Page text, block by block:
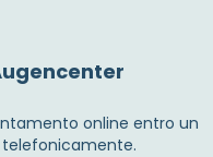
online entro un